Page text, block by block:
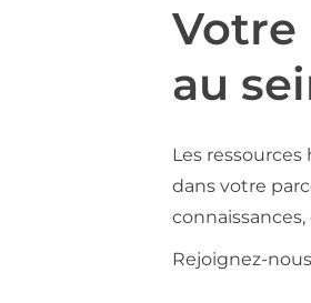
Votre
au
Les
dans votre
Rejoignez-